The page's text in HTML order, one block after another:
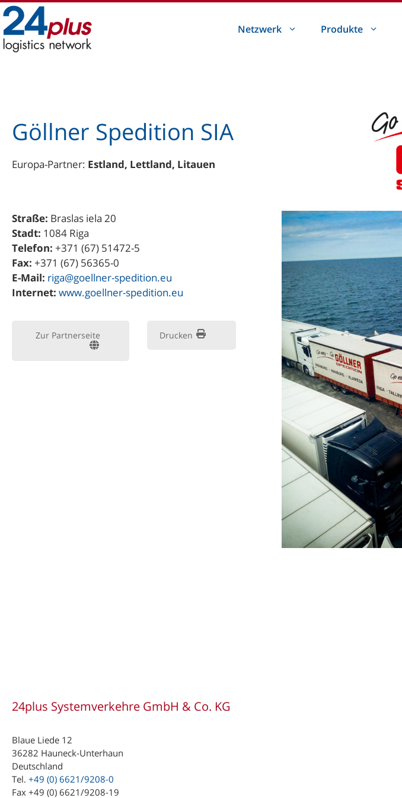
Zum
Inhalt
springen
Netzwerk Produkte
Göllner Spedition SIA
Europa-Partner: Estland, Lettland, Litauen
Straße: Braslas iela 20
Stadt: 1084 Riga
Telefon: +371 (67) 51472-5
Fax: +371 (67) 56365-0
E-Mail: riga@goellner-spedition.eu
Internet: www.goellner-spedition.eu
Zur Partnerseite Drucken
24plus Systemverkehre GmbH & Co. KG
Blaue Liede 12
36282 Hauneck-Unterhaun
Deutschland
Tel. +49 (0) 6621/9208-0
Fax +49 (0) 6621/9208-19